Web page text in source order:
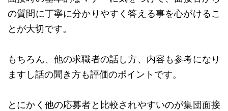
の質問に丁寧に分かりやすく答える事を心がけるこ
とが大切です。
もちろん、他の求職者の話し方、内容も参考になり
ますし話の聞き方も評価のポイントです。
とにかく他の応募者と比較されやすいのが集団面接